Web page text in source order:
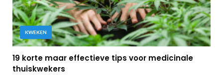
KWEKEN
19 korte maar effectieve tips voor medicinale
thuiskwekers